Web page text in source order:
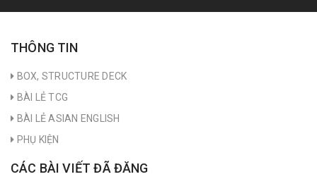
THÔNG TIN
BOX, STRUCTURE DECK
BÀI LẺ TCG
BÀI LẺ ASIAN ENGLISH
PHỤ KIỆN
CÁC BÀI VIẾT ĐÃ ĐĂNG